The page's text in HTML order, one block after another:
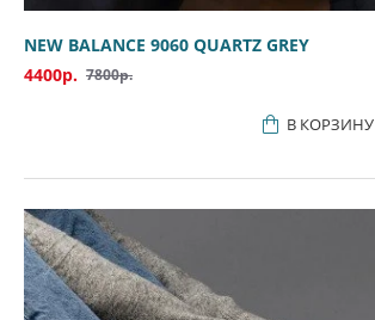
NEW BALANCE 9060 QUARTZ GREY
4400р. 7800р.
В КОРЗИНУ